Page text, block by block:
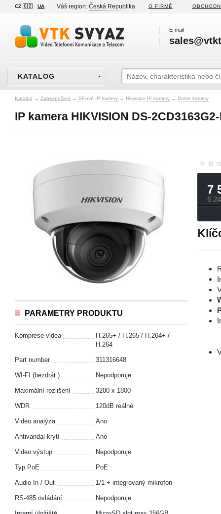
CZ 🇨🇿 UA Váš region: Česká Republika O FIRMĚ
E-mail
KATALOG
Katalog → Zabezpečení → Síťové IP kamery → Hikvision IP kamery → Dome kamery
IP kamera HIKVISION DS-
PARAMETRY PRODUKTU
Komprese videa
H.265+ / H.265 / H.264+ /
H.264
Part number 311316648
WI-FI (bezdrát.) Nepodporuje
Maximální rozlišení 3200 x 1800
WDR 120dB reálné
Video analýza Ano
Antivandal krytí Ano
Video výstup Nepodporuje
Typ PoE PoE
Audio In / Out 1/1 + integrovaný mikrofon
RS-485 ovládání Nepodporuje
7
6